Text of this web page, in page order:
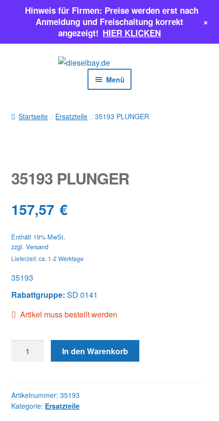
Menü
SALE
Classic Parts
Startseite Ersatzteile 35193 PLUNGER
35193 PLUNGER
157,57 €
Enthält 19% MwSt.
zzgl. Versand
Lieferzeit: ca. 1-2 Werktage
35193
Rabattgruppe: SD 0141
Artikel muss bestellt werden
PLUNGER
In den Warenkorb
Artikelnummer: 35193
Kategorie: Ersatzteile
Hinweis für Firmen: Preise werden erst nach
Anmeldung und Freischaltung korrekt
angezeigt! HIER KLICKEN
+